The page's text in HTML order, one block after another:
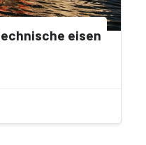
eisen